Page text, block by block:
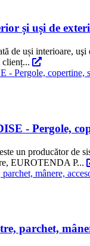
și uși de
de uși interioare, uşi
- Pergole,
un producător de
EUROTENDA P...
parchet,